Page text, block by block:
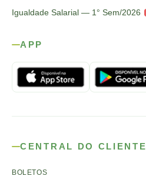
Igualdade Salarial — 1° Sem/2026
APP
CENTRAL DO CLIENTE
BOLETOS